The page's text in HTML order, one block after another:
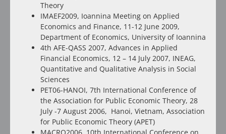
Theory
IMAEF2009, Ioannina Meeting on Applied
Economics and Finance, 11-12 June 2009,
Department of Economics, University of Ioannina
4th AFE-QASS 2007, Advances in Applied
Financial Economics, 12 – 14 July 2007, INEAG,
Quantitative and Qualitative Analysis in Social
Sciences
PET06-HANOI, 7th Ιnternational Conference of
the Association for Public Economic Theory, 28
July -7 August 2006, Hanoi, Vietnam, Association
for Public Economic Theory (APET)